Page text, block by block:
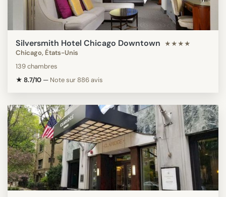
Silversmith Hotel Chicago Downtown ★★★★
Chicago, États-Unis
139 chambres
★ 8.7/10 — Note sur 886 avis